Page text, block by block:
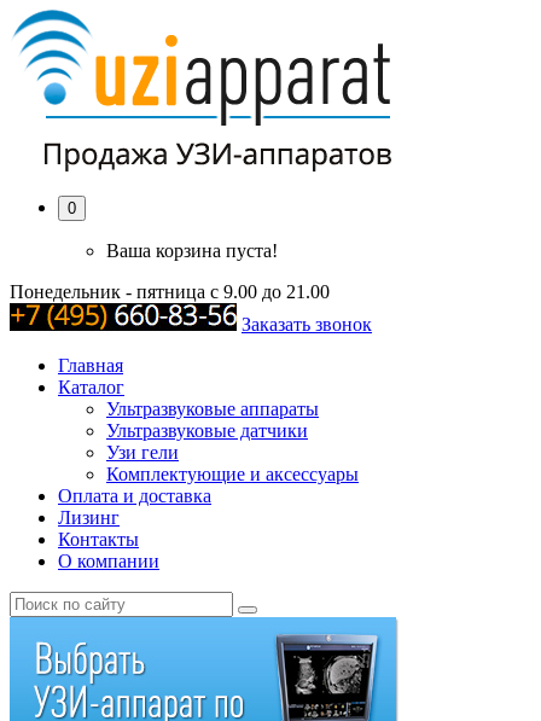
0
Ваша корзина пуста!
Понедельник - пятница с 9.00 до 21.00
Заказать звонок
Главная
Каталог
Ультразвуковые аппараты
Ультразвуковые датчики
Узи гели
Комплектующие и аксессуары
Оплата и доставка
Лизинг
Контакты
О компании